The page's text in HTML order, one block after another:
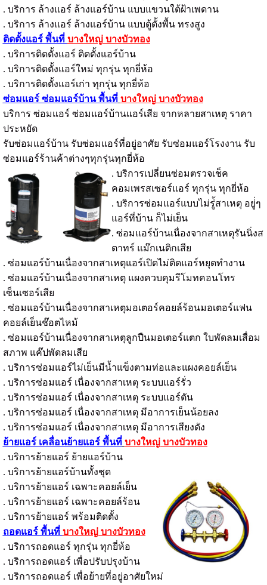
. บริการ ล้างแอร์ ล้างแอร์บ้าน แบบแขวนใต้ฝ้าเพดาน
. บริการ ล้างแอร์ ล้างแอร์บ้าน แบบตู้ตั้งพื้น ทรงสูง
ติดตั้งแอร์ พื้นที่ บางใหญ่ บางบัวทอง
. บริการติดตั้งแอร์ ติดตั้งแอร์บ้าน
. บริการติดตั้งแอร์ใหม่ ทุกรุ่น ทุกยี่ห้อ
. บริการติดตั้งแอร์เก่า ทุกรุ่น ทุกยี่ห้อ
ซ่อมแอร์ ซ่อมแอร์บ้าน พื้นที่ บางใหญ่ บางบัวทอง
บริการ ซ่อมแอร์ ซ่อมแอร์บ้านแอร์เสีย จากหลายสาเหตุ ราคา
ประหยัด
รับซ่อมแอร์บ้าน รับซ่อมแอร์ที่อยู่อาศัย รับซ่อมแอร์โรงงาน รับ
ซ่อมแอร์ร้านค้าต่างๆทุกรุ่นทุกยี่ห้อ
. บริการเปลี่ยนซ่อมตรวจเช็ค
คอมเพรสเซอร์แอร์ ทุกรุ่น ทุกยี่ห้อ
. บริการซ่อมแอร์แบบไม่รู่้สาเหตุ อยู่่ๆ
แอร์ที่บ้าน ก็ไม่เย็น
. ซ่อมแอร์บ้านเนื่องจากสาเหตุรันนิ่งส
ตาทร์ แม๊กเนติกเสีย
. ซ่อมแอร์บ้านเนื่องจากสาเหตุแอร์เปิดไม่ติดแอร์หยุดทำงาน
. ซ่อมแอร์บ้านเนื่องจากสาเหตุ แผงควบคุมรีโมทคอนโทร
เซ็นเซอร์เสีย
. ซ่อมแอร์บ้านเนื่องจากสาเหตุมอเตอร์คอยล์ร้อนมอเตอร์แฟน
คอยล์เย็นช๊อตไหม้
. ซ่อมแอร์บ้านเนื่องจากสาเหตุลูกปืนมอเตอร์แตก ใบพัดลมเสื่อม
สภาพ แค๊ปพัดลมเสีย
. บริการซ่อมแอร์ไม่เย็นมีน้ำแข็งตามท่อและแผงคอยล์เย็น
. บริการซ่อมแอร์ เนื่องจากสาเหตุ ระบบแอร์รั่ว
. บริการซ่อมแอร์ เนื่องจากสาเหตุ ระบบแอร์ตัน
. บริการซ่อมแอร์ เนื่องจากสาเหตุ มีอาการเย็นน้อยลง
. บริการซ่อมแอร์ เนื่องจากสาเหตุ มีอาการเสียงดัง
ย้ายแอร์ เคลื่อนย้ายแอร์ พื้นที่ บางใหญ่ บางบัวทอง
. บริการย้ายแอร์ ย้ายแอร์บ้าน
. บริการย้ายแอร์บ้านทั้งชุด
. บริการย้ายแอร์ เฉพาะคอยล์เย็น
. บริการย้ายแอร์ เฉพาะคอยล์ร้อน
. บริการย้ายแอร์ พร้อมติดตั้ง
ถอดแอร์ พื้นที่ บางใหญ่ บางบัวทอง
. บริการถอดแอร์ ทุกรุ่น ทุกยี่ห้อ
. บริการถอดแอร์ เพื่อปรับปรุงบ้าน
. บริการถอดแอร์ เพื่อย้ายที่อยู่อาศัยใหม่